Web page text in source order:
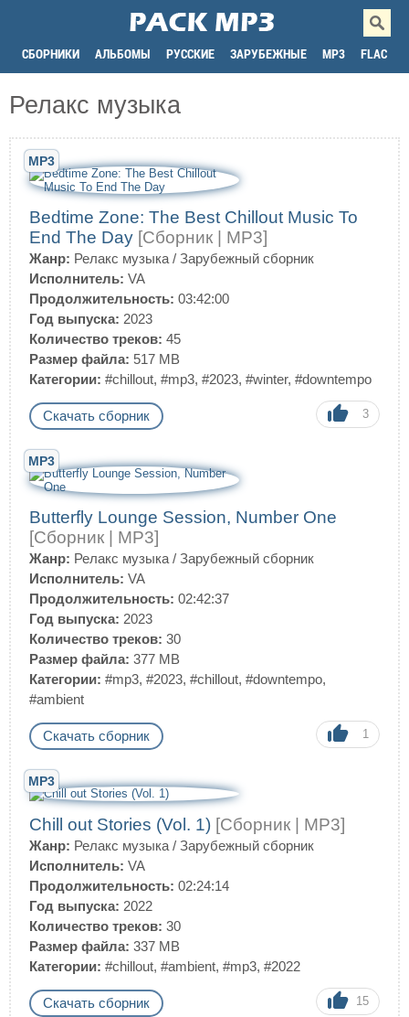
СБОРНИКИ АЛЬБОМЫ РУССКИЕ ЗАРУБЕЖНЫЕ MP3 FLAC
Релакс музыка
MP3
Bedtime Zone: The Best Chillout Music To
End The Day [Сборник | MP3]
Жанр: Релакс музыка / Зарубежный сборник
Исполнитель: VA
Продолжительность: 03:42:00
Год выпуска: 2023
Количество треков: 45
Размер файла: 517 MB
Категории: #chillout, #mp3, #2023, #winter, #downtempo
Скачать сборник 3
MP3
Butterfly Lounge Session, Number One
[Сборник | MP3]
Жанр: Релакс музыка / Зарубежный сборник
Исполнитель: VA
Продолжительность: 02:42:37
Год выпуска: 2023
Количество треков: 30
Размер файла: 377 MB
Категории: #mp3, #2023, #chillout, #downtempo,
#ambient
Скачать сборник 1
MP3
Chill out Stories (Vol. 1) [Сборник | MP3]
Жанр: Релакс музыка / Зарубежный сборник
Исполнитель: VA
Продолжительность: 02:24:14
Год выпуска: 2022
Количество треков: 30
Размер файла: 337 MB
Категории: #chillout, #ambient, #mp3, #2022
Скачать сборник 15